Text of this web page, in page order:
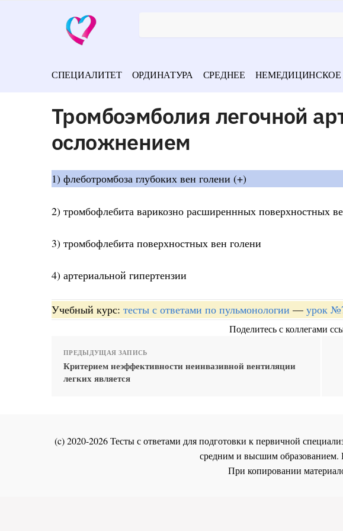
СПЕЦИАЛИТЕТ ОРДИНАТУРА СРЕДНЕЕ НЕМЕДИЦИНСКОЕ
Тромбоэмболия легочной
осложнением
1) флеботромбоза глубоких вен голени (+)
2) тромбофлебита варикозно расширеннных поверхностных
3) тромбофлебита поверхностных вен голени
4) артериальной гипертензии
Учебный курс: тесты с ответами по пульмонологии — урок
Поделитесь с коллегами
ПРЕДЫДУЩАЯ ЗАПИСЬ
Критерием неэффективности неинвазивной вентиляции
легких является
(c) 2020-2026 Тесты с ответами для подготовки к первичной
средним и высшим образованием.
При копировании